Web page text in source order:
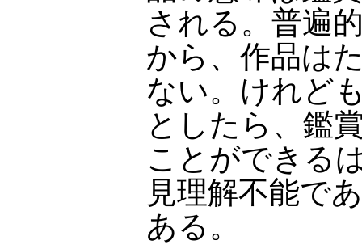
される。普遍
から、作品は
ない。けれど
としたら、鑑
ことができる
見理解不能で
ある。